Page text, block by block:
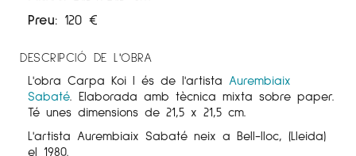
Preu: 120 €
DESCRIPCIÓ DE L'OBRA
L'obra Carpa Koi I és de l'artista Aurembiaix
Sabaté. Elaborada amb tècnica mixta sobre paper.
Té unes dimensions de 21,5 x 21,5 cm.
L'artista Aurembiaix Sabaté neix a Bell-lloc, (Lleida)
el 1980.